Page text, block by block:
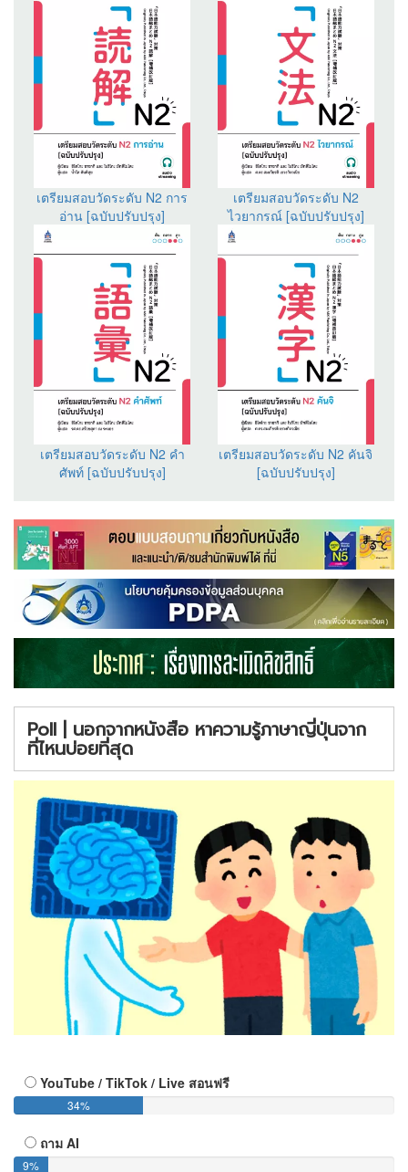
เตรียมสอบวัดระดับ N2 การ
อ่าน [ฉบับปรับปรุง]
เตรียมสอบวัดระดับ N2
ไวยากรณ์ [ฉบับปรับปรุง]
เตรียมสอบวัดระดับ N2 คำ
ศัพท์ [ฉบับปรับปรุง]
เตรียมสอบวัดระดับ N2 คันจิ
[ฉบับปรับปรุง]
Poll | นอกจากหนังสือ หาความรู้ภาษาญี่ปุ่นจาก
ที่ไหนบ่อยที่สุด
YouTube / TikTok / Live สอนฟรี
34%
ถาม AI
9%